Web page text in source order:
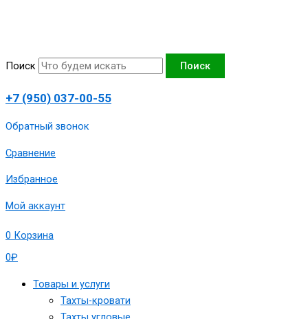
Поиск Поиск
+7 (950) 037-00-55
Обратный звонок
Сравнение
Избранное
Мой аккаунт
0₽
0 Корзина
Товары и услуги
Тахты-кровати
выкатной
"Аккорд-7"
сп.м,,
175х105х90
артикул
1980-
А07-
130-